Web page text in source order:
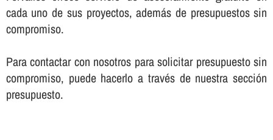
cada uno de sus proyectos, además de presupuestos sin
compromiso.
Para contactar con nosotros para solicitar presupuesto sin
compromiso, puede hacerlo a través de nuestra sección
presupuesto.